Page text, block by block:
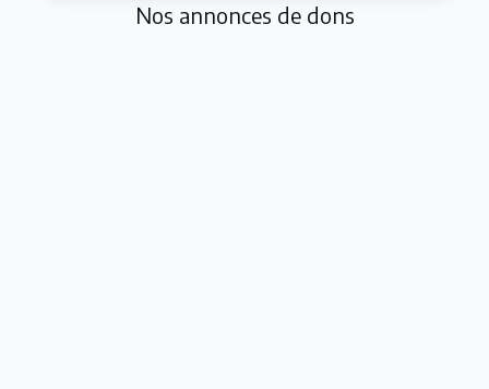
Nos annonces de dons